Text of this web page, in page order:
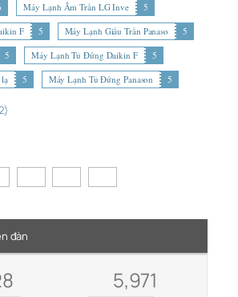
Máy Lạnh Âm Trần LG Inve
5
F
5 Máy Lạnh Giấu Trần Panaso
5
5 Máy Lạnh Tủ Đứng Daikin F
5
5 Máy Lạnh Tủ Đứng Panason 5
đàn
5,971